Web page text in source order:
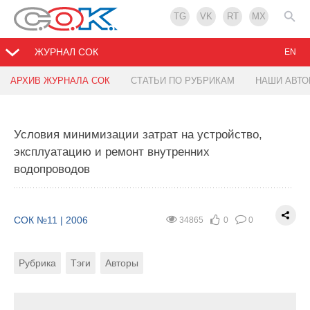
TG VK RT MX
ЖУРНАЛ СОК
АРХИВ ЖУРНАЛА СОК СТАТЬИ ПО РУБРИКАМ НАШИ
EN
Условия минимизации затрат на устройство,
эксплуатацию и ремонт внутренних
водопроводов
34865 0 0
СОК №11 | 2006
Рубрика Тэги Авторы
23682 0
СОК №11 | 2006
бизнес-центрах можно выделить следующие
26651
СОК №11 | 2006
максимальной продуктивности животных в